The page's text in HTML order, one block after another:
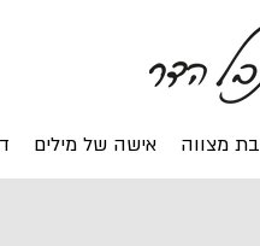
בת מצווה אישה של מילים